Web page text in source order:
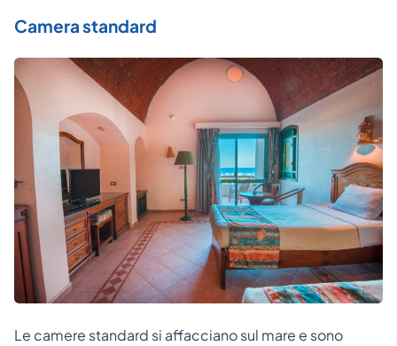
Camera standard
Le camere standard si affacciano sul mare e sono